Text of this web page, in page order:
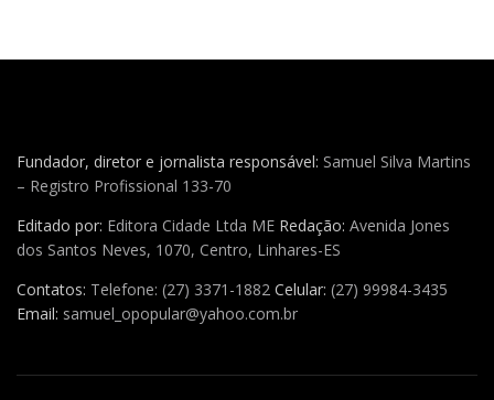
Fundador, diretor e jornalista responsável: Samuel Silva Martins
– Registro Profissional 133-70
Editado por: Editora Cidade Ltda ME Redação: Avenida Jones
dos Santos Neves, 1070, Centro, Linhares-ES
Contatos: Telefone: (27) 3371-1882 Celular: (27) 99984-3435
Email: samuel_opopular@yahoo.com.br